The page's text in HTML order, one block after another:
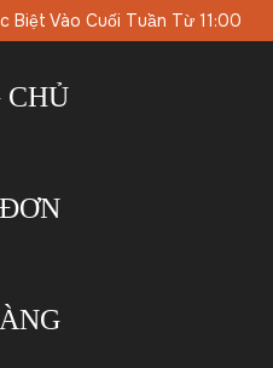
Vào Chủ Nhật Với Nhạc DJ
CHỦ